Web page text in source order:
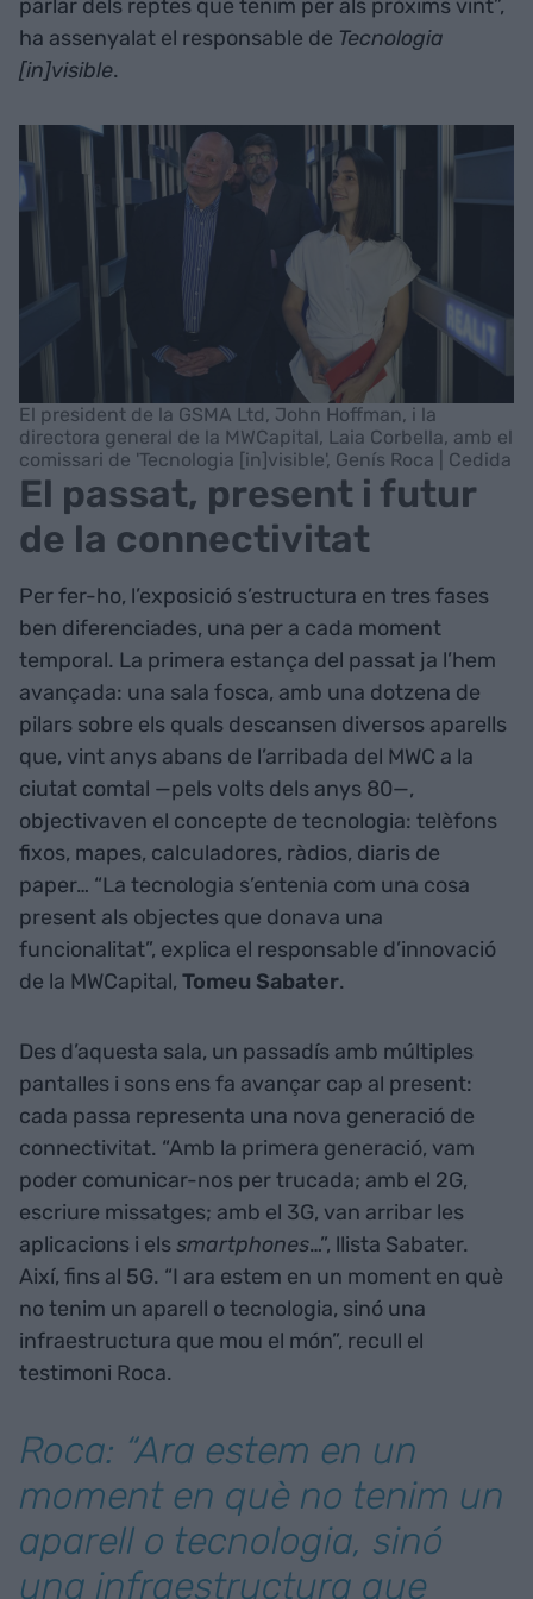
parlar dels reptes que tenim per als pròxims vint”,
ha assenyalat el responsable de Tecnologia
[in]visible.
El president de la GSMA Ltd, John Hoffman, i la
directora general de la MWCapital, Laia Corbella, amb el
comissari de 'Tecnologia [in]visible', Genís Roca | Cedida
El passat, present i futur
de la connectivitat
Per fer-ho, l’exposició s’estructura en tres fases
ben diferenciades, una per a cada moment
temporal. La primera estança del passat ja l’hem
avançada: una sala fosca, amb una dotzena de
pilars sobre els quals descansen diversos aparells
que, vint anys abans de l’arribada del MWC a la
ciutat comtal —pels volts dels anys 80—,
objectivaven el concepte de tecnologia: telèfons
fixos, mapes, calculadores, ràdios, diaris de
paper… “La tecnologia s’entenia com una cosa
present als objectes que donava una
funcionalitat”, explica el responsable d’innovació
de la MWCapital, Tomeu Sabater.
Des d’aquesta sala, un passadís amb múltiples
pantalles i sons ens fa avançar cap al present:
cada passa representa una nova generació de
connectivitat. “Amb la primera generació, vam
poder comunicar-nos per trucada; amb el 2G,
escriure missatges; amb el 3G, van arribar les
aplicacions i elssmartphones…”, llista Sabater.
Així, fins al 5G. “I ara estem en un moment en què
no tenim un aparell o tecnologia, sinó una
infraestructura que mou el món”, recull el
testimoni Roca.
Roca: “Ara estem en un
moment en què no tenim un
aparell o tecnologia, sinó
una infraestructura que